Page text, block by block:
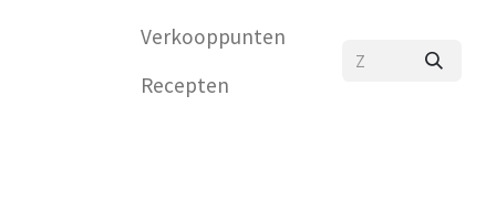
Verkooppunten
Recepten